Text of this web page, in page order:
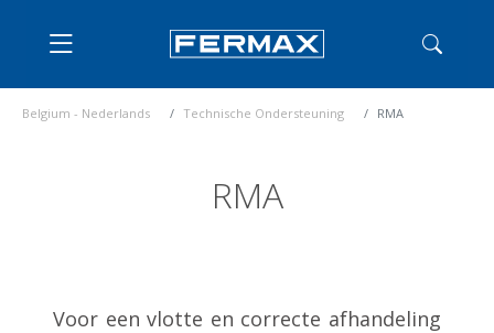
Belgium - Nederlands Technische Ondersteuning RMA
RMA
Voor een vlotte en correcte afhandeling